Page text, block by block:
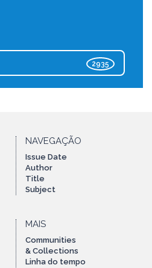
2935
NAVEGAÇÃO
Issue Date
Author
Title
Subject
MAIS
Communities
& Collections
Linha do tempo